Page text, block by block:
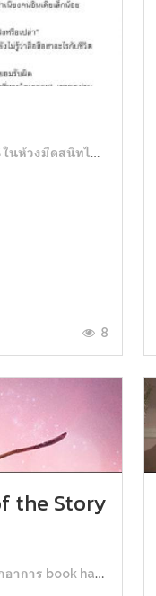
วงมืดสนิทไม่มิดแสง
8
the Story
ลังอ่านสารพัน MM Romance